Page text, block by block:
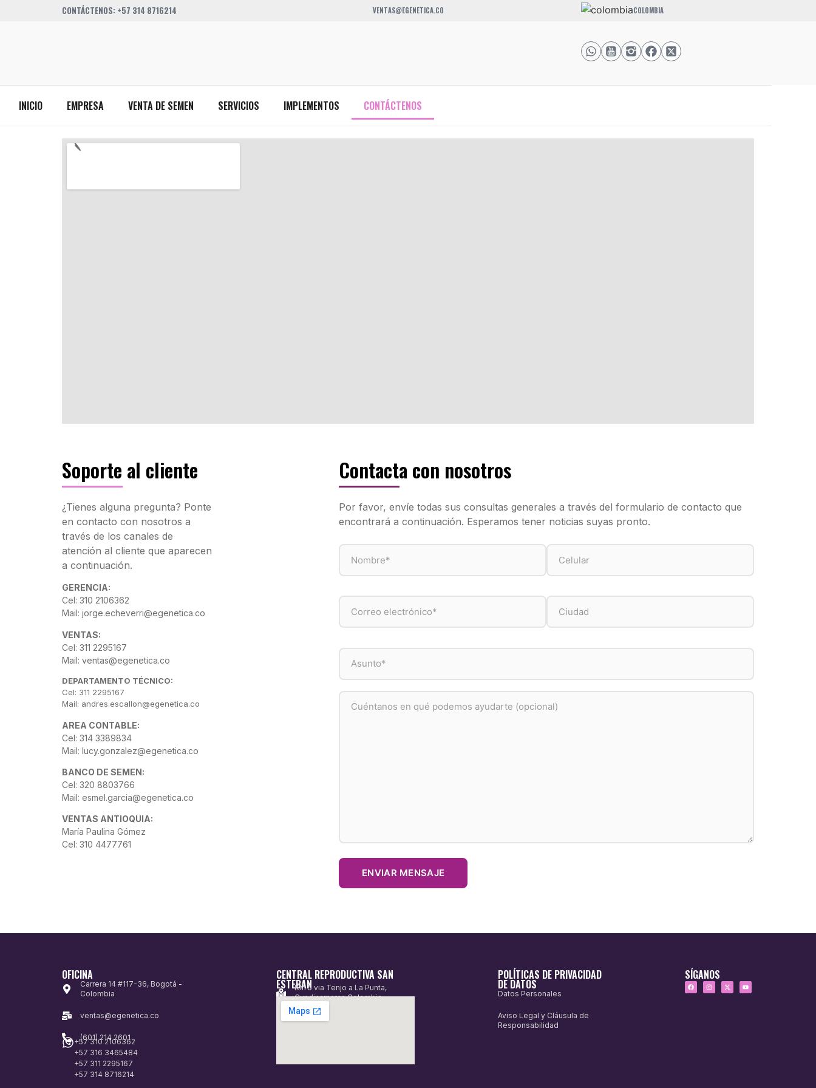
CONTÁCTENOS: +57 314 8716214 VENTAS@EGENETICA.CO COLOMBIA
INICIO EMPRESA VENTA DE SEMEN SERVICIOS IMPLEMENTOS CONTÁCTENOS
Soporte al cliente
¿Tienes alguna pregunta? Ponte
en contacto con nosotros a
través de los canales de
atención al cliente que aparecen
a continuación.
GERENCIA:
Cel: 310 2106362
Mail: jorge.echeverri@egenetica.co
VENTAS:
Cel: 311 2295167
Mail: ventas@egenetica.co
DEPARTAMENTO TÉCNICO:
Cel: 311 2295167
Mail: andres.escallon@egenetica.co
AREA CONTABLE:
Cel: 314 3389834
Mail: lucy.gonzalez@egenetica.co
BANCO DE SEMEN:
Cel: 320 8803766
Mail: esmel.garcia@egenetica.co
VENTAS ANTIOQUIA:
María Paulina Gómez
Cel: 310 4477761
Contacta con nosotros
Por favor, envíe todas sus consultas generales a través del formulario de contacto que
encontrará a continuación. Esperamos tener noticias suyas pronto.
OFICINA
Carrera 14 #117-36, Bogotá -
Colombia
ventas@egenetica.co
(601) 214 2601
+57 310 2106362
+57 316 3465484
+57 311 2295167
+57 314 8716214
CENTRAL REPRODUCTIVA SAN
ESTEBANKm 5 via Tenjo a La Punta,
Cundinamarca Colombia
POLÍTICAS DE PRIVACIDAD
DE DATOS
Datos Personales
Aviso Legal y Cláusula de
Responsabilidad
SÍGANOS